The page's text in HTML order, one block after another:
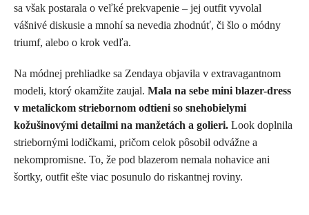
sa však postarala o veľké prekvapenie – jej outfit vyvolal
vášnivé diskusie a mnohí sa nevedia zhodnúť, či šlo o módny
triumf, alebo o krok vedľa.
Na módnej prehliadke sa Zendaya objavila v extravagantnom
modeli, ktorý okamžite zaujal. Mala na sebe mini blazer-dress
v metalickom striebornom odtieni so snehobielymi
kožušinovými detailmi na manžetách a golieri. Look doplnila
striebornými lodičkami, pričom celok pôsobil odvážne a
nekompromisne. To, že pod blazerom nemala nohavice ani
šortky, outfit ešte viac posunulo do riskantnej roviny.